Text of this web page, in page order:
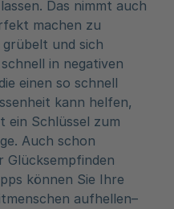
Das nimmt auch
machen zu
grübelt und sich
in negativen
einen so schnell
kann helfen,
ein Schlüssel zum
Auch schon
Glücksempfinden
können Sie Ihre
aufhellen–